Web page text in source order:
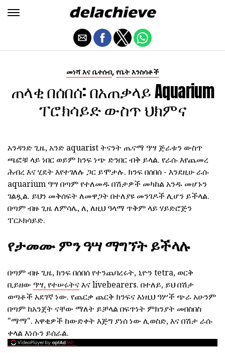
መነሻ እና ቤተሰብ, የቤት እንስሳቶች
ጠላቂ በሰበሰ: በአጠቃላይ Aquarium
ፐሮክሳይድ ውስጥ ህክምና
አንዳንድ ጊዜ, አንድ aquarist ትናንት ጤናማ ዓሣ ጅራቱን ውስጥ
ጫፎቹ ላይ ነበር ወይም ክንፍ ነጭ ድንበር ብቅ ይላል. የራሱ እየጨመረ
ሕብረ እና ሂደት እየተገለሉ ጋር ይሞታሉ. ክንፍ በሰበሰ - እንደዚሁ ራሱ
aquarium ዓሣ በጣም የተለመዱ በሽታዎች መካከል አንዱ መሆኑን
ገልጿል. ይህን መቅሰፍት ለመዋጋት በተለያዩ መንገዶች ሊሆን ይችላል.
በጣም ብዙ ጊዜ ለምሳሌ, ለ, ለዚህ ዓላማ ጥቅም ላይ ሃይድሮጅን
ፐርኦክሳይድ.
የታመሙ ምን ዓሣ ማግኘት ይችላሉ
በጣም ብዙ ጊዜ, ክንፍ በሰበሰ የተንጨባረሩት, ኒዮን tetra, ወርቅ
ቢይዘው ዓሣ, የተሠሩትናእና livebearers. በተለይ, ይህ በሽታ
ወጣቶች አደገኛ ነው. የጨርቃ ጨርቅ ክንፍና እነዚህ ዓሦች ጭራ አሁንም
በጣም ከአንጀት ናቸው ማለት ይቻላል በፍጥነት ምክንያት መበስበስ
"ማማ". አዋቂዎች ከውድቀት እጅግ ያነሰ ነው ሊወስድ, እና በሽታ ራሱ
ቀላል እነሱን ይሰራል.